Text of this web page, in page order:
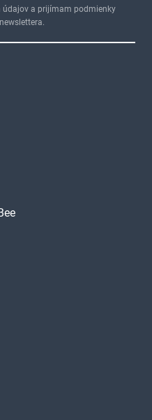
a prijímam podmienky
newslettera.